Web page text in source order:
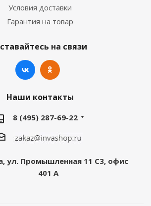
Условия доставки
Гарантия на товар
на связи
Наши контакты
8 (495) 287-69-22
ул. Промышленная 11 C3, офис
401 А